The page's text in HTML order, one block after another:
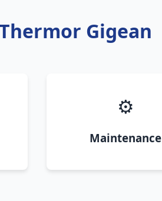
Gigean
⚙️
Maintenance